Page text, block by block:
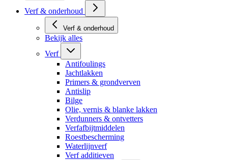
Verf & onderhoud
Verf & onderhoud
Bekijk alles
Verf
Antifoulings
Jachtlakken
Primers & grondverven
Antislip
Bilge
Olie, vernis & blanke lakken
Verdunners & ontvetters
Verfafbijtmiddelen
Roestbescherming
Waterlijnverf
Verf additieven